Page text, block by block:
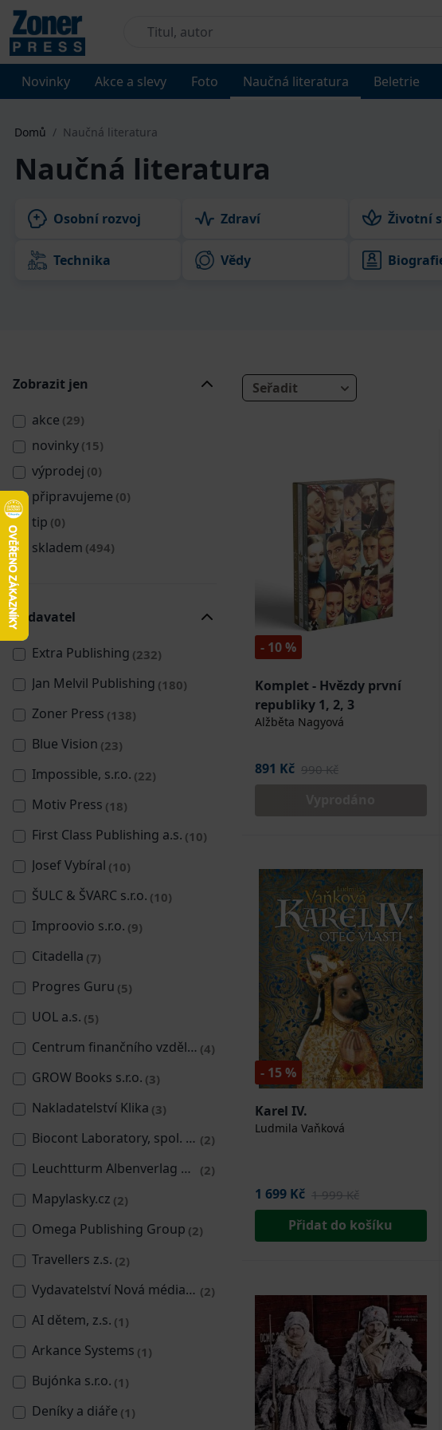
Novinky Akce a slevy Foto Naučná literatura Beletrie
Domů / Naučná literatura
Naučná literatura
Osobní rozvoj Zdraví Životní
Technika Vědy
Zobrazit jen
akce (29)
novinky (15)
výprodej (0)
připravujeme (0)
tip (0)
skladem (494)
Vydavatel
Extra Publishing (232)
Jan Melvil Publishing (180)
Zoner Press (138)
Blue Vision (23)
Impossible, s.r.o. (22)
Motiv Press (18)
First Class Publishing a.s. (10)
Josef Vybíral (10)
ŠULC & ŠVARC s.r.o. (10)
Improovio s.r.o. (9)
Citadella (7)
Progres Guru (5)
UOL a.s. (5)
Centrum finančního vzdělávání (4)
GROW Books s.r.o. (3)
Nakladatelství Klika (3)
Biocont Laboratory, spol. s r.o. (2)
Leuchtturm Albenverlag GMBH and Co. KG (2)
Mapylasky.cz (2)
Omega Publishing Group (2)
Travellers z.s. (2)
Vydavatelství Nová média, s. r. o. (2)
AI dětem, z.s. (1)
Arkance Systems (1)
Bujónka s.r.o. (1)
Deníky a diáře (1)
Seřadit
- 10 %
Komplet - Hvězdy první
republiky 1, 2, 3
Alžběta Nagyová
891 Kč 990 Kč
- 15 %
Karel IV.
Ludmila Vaňková
1 699 Kč 1 999 Kč
Přidat do košíku